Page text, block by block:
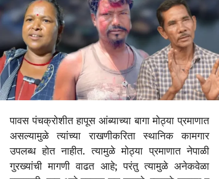
पावस पंचक्रोशीत हापूस आंब्याच्या बागा मोठ्या प्रमाणात
असल्यामुळे त्यांच्या राखणीकरिता स्थानिक कामगार
उपलब्ध होत नाहीत. त्यामुळे मोठ्या प्रमाणात नेपाळी
गुरख्यांची मागणी वाढत आहे; परंतु त्यामुळे अनेकवेळा